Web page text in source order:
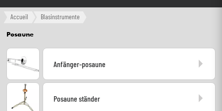
Langue
Verstärker & Effekte
Accueil Blasinstrumente
Posaune
Anfänger-posaune
Posaune ständer